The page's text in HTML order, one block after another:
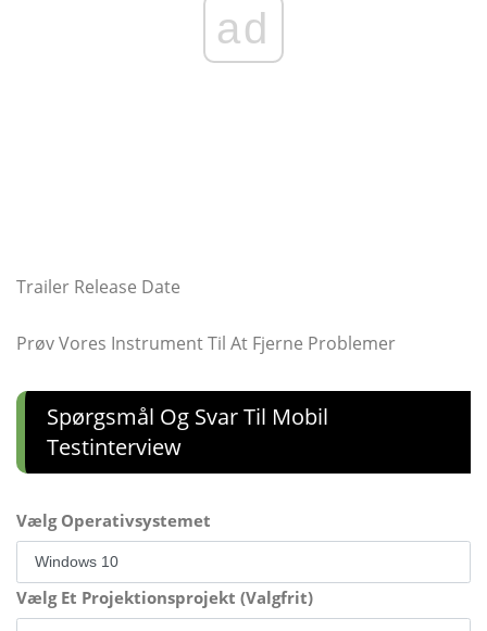
ad
Trailer Release Date
Prøv Vores Instrument Til At Fjerne Problemer
Spørgsmål Og Svar Til Mobil
Testinterview
Vælg Operativsystemet
Vælg Et Projektionsprojekt (Valgfrit)